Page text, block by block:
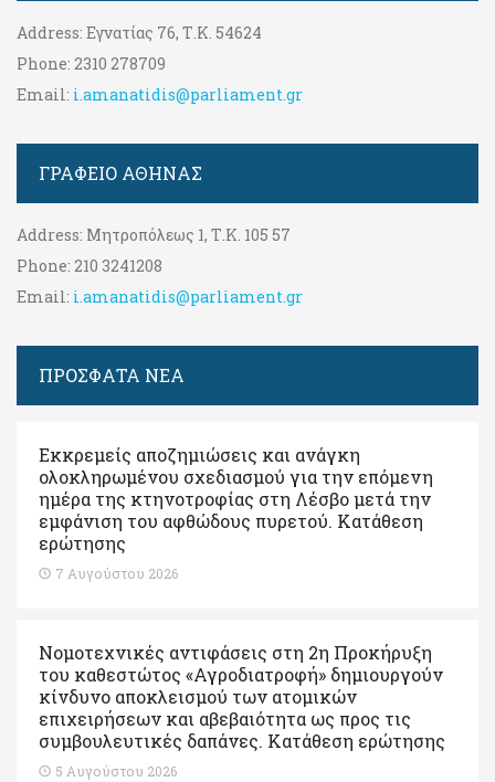
Address: Εγνατίας 76, Τ.Κ. 54624
Phone: 2310 278709
Email: i.amanatidis@parliament.gr
ΓΡΑΦΕΊΟ ΑΘΉΝΑΣ
Address: Μητροπόλεως 1, Τ.Κ. 105 57
Phone: 210 3241208
Email: i.amanatidis@parliament.gr
ΠΡΟΣΦΑΤΑ ΝΕΑ
Εκκρεμείς αποζημιώσεις και ανάγκη
ολοκληρωμένου σχεδιασμού για την επόμενη
ημέρα της κτηνοτροφίας στη Λέσβο μετά την
εμφάνιση του αφθώδους πυρετού. Kατάθεση
ερώτησης
7 Αυγούστου 2026
Νομοτεχνικές αντιφάσεις στη 2η Προκήρυξη
του καθεστώτος «Αγροδιατροφή» δημιουργούν
κίνδυνο αποκλεισμού των ατομικών
επιχειρήσεων και αβεβαιότητα ως προς τις
συμβουλευτικές δαπάνες. Κατάθεση ερώτησης
5 Αυγούστου 2026